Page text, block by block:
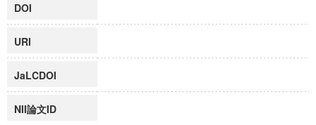
DOI
URI
JaLCDOI
NII論文ID